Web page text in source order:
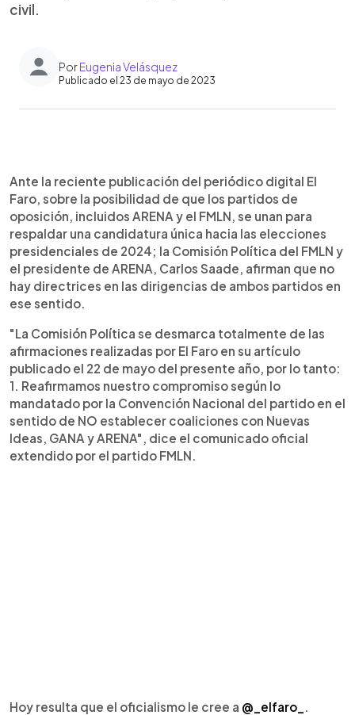
civil.
PorEugenia Velásquez
Publicado el 23 de mayo de 2023
Escuchar artículo
Ante la reciente publicación del periódico digital El
Faro, sobre la posibilidad de que los partidos de
oposición, incluidos ARENA y el FMLN, se unan para
respaldar una candidatura única hacia las elecciones
presidenciales de 2024; la Comisión Política del FMLN y
el presidente de ARENA, Carlos Saade, afirman que no
hay directrices en las dirigencias de ambos partidos en
ese sentido.
"La Comisión Política se desmarca totalmente de las
afirmaciones realizadas por El Faro en su artículo
publicado el 22 de mayo del presente año, por lo tanto:
1. Reafirmamos nuestro compromiso según lo
mandatado por la Convención Nacional del partido en el
sentido de NO establecer coaliciones con Nuevas
Ideas, GANA y ARENA", dice el comunicado oficial
extendido por el partido FMLN.
Hoy resulta que el oficialismo le cree a @_elfaro_ .